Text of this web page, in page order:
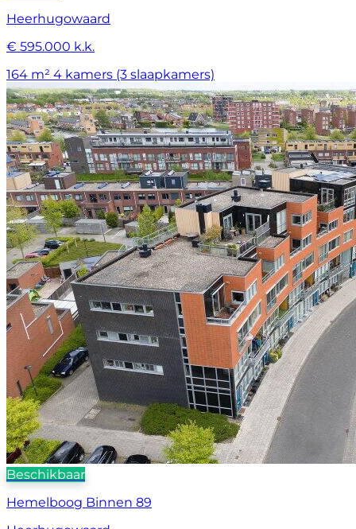
Heerhugowaard
€ 595.000 k.k.
164 m² 4 kamers (3 slaapkamers)
Beschikbaar
Hemelboog Binnen 89